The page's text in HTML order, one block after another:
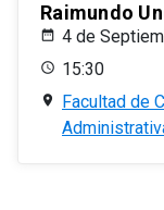
Raimundo
4 de
15:30
Facultad de